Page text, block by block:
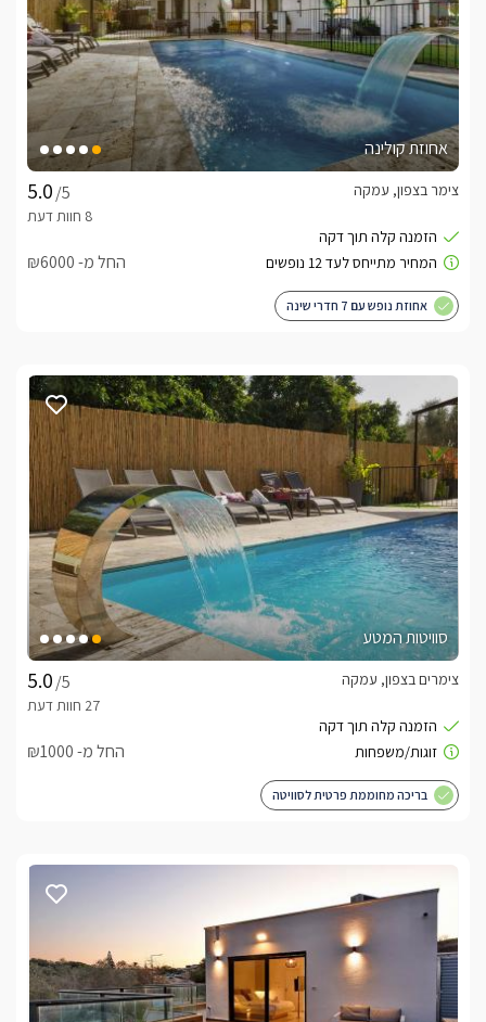
האם מתאים לימות החורף?
להתפנק בו. הבריכה הפרטית מחוממת ומאפשרת טבילה נעימה
חוויה מרגיעה במיוחד.בתוך הסוויטה מחכה לכם ג’קוזי זוגי מפנק
האינטימית, השקט הגלילי והחום העוטף כולם מתחברים לחופשת
חורף קסומה שתשאיר אתכם עם תחושת רוגע שממשיכה הרבה
אחרי שחוזרים הביתה.
מה כלול באירוח?
ועוגיות, שוקולדים, ופירות העונה.בנוסף יחכו לכם סבונים ותמרוקי
רחצה, נעלי ספא, ומגבות רכות.
האם יש אפשרות לארוחות?
בתוספת תשלום ותיאום מראש תוכלו ליהנות מארוחות בוקר
איכותיות ועשירות, מגוונות וטעימות במיוחד.
לצפייה באטרקציות ומסעדות בקרבת סוויטת וארדה -
לחצו כאן
אחוזת קולינה
/5
צימר בצפון, עמקה
החל מ- ₪6000
אחוזת נופש עם 7 חדרי שינה
סוויטות המטע
/5
צימרים בצפון, עמקה
החל מ- ₪1000
בריכה מחוממת פרטית לסוויטה